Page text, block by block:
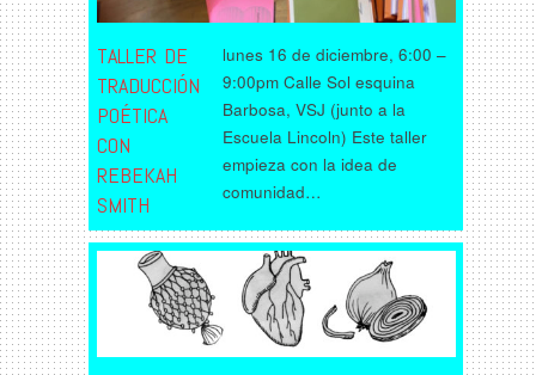
TALLER DE
TRADUCCIÓN
POÉTICA
CON
REBEKAH
SMITH
lunes 16 de diciembre, 6:00 –
9:00pm Calle Sol esquina
Barbosa, VSJ (junto a la
Escuela Lincoln) Este taller
empieza con la idea de
comunidad…